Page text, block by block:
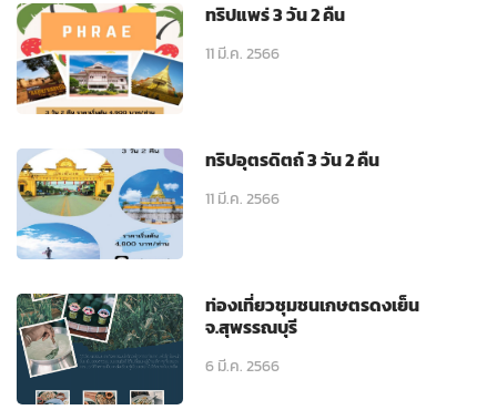
ทริปแพร่ 3 วัน 2 คืน
11 มี.ค. 2566
ทริปอุตรดิตถ์ 3 วัน 2 คืน
11 มี.ค. 2566
ท่องเที่ยวชุมชนเกษตรดงเย็น
จ.สุพรรณบุรี
6 มี.ค. 2566